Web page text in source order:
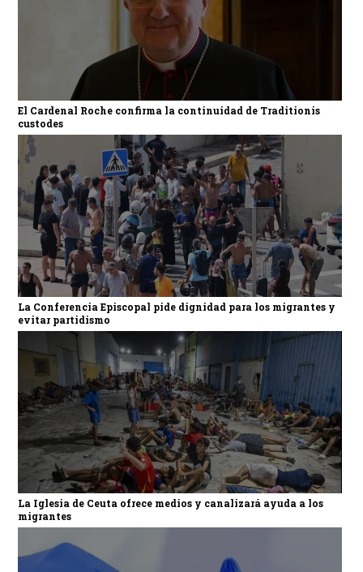
El Cardenal Roche confirma la continuidad de Traditionis
custodes
La Conferencia Episcopal pide dignidad para los migrantes y
evitar partidismo
La Iglesia de Ceuta ofrece medios y canalizará ayuda a los
migrantes